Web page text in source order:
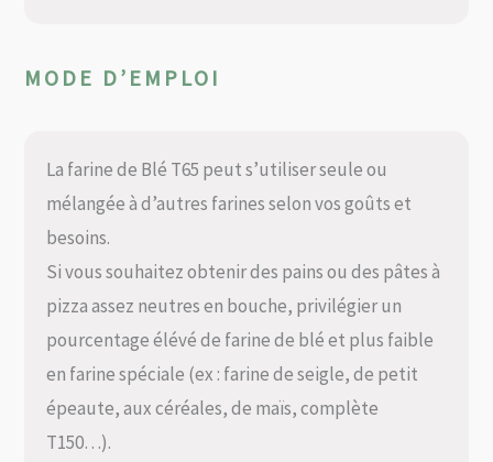
MODE D’EMPLOI
La farine de Blé T65 peut s’utiliser seule ou
mélangée à d’autres farines selon vos goûts et
besoins.
Si vous souhaitez obtenir des pains ou des pâtes à
pizza assez neutres en bouche, privilégier un
pourcentage élévé de farine de blé et plus faible
en farine spéciale (ex : farine de seigle, de petit
épeaute, aux céréales, de maïs, complète
T150…).